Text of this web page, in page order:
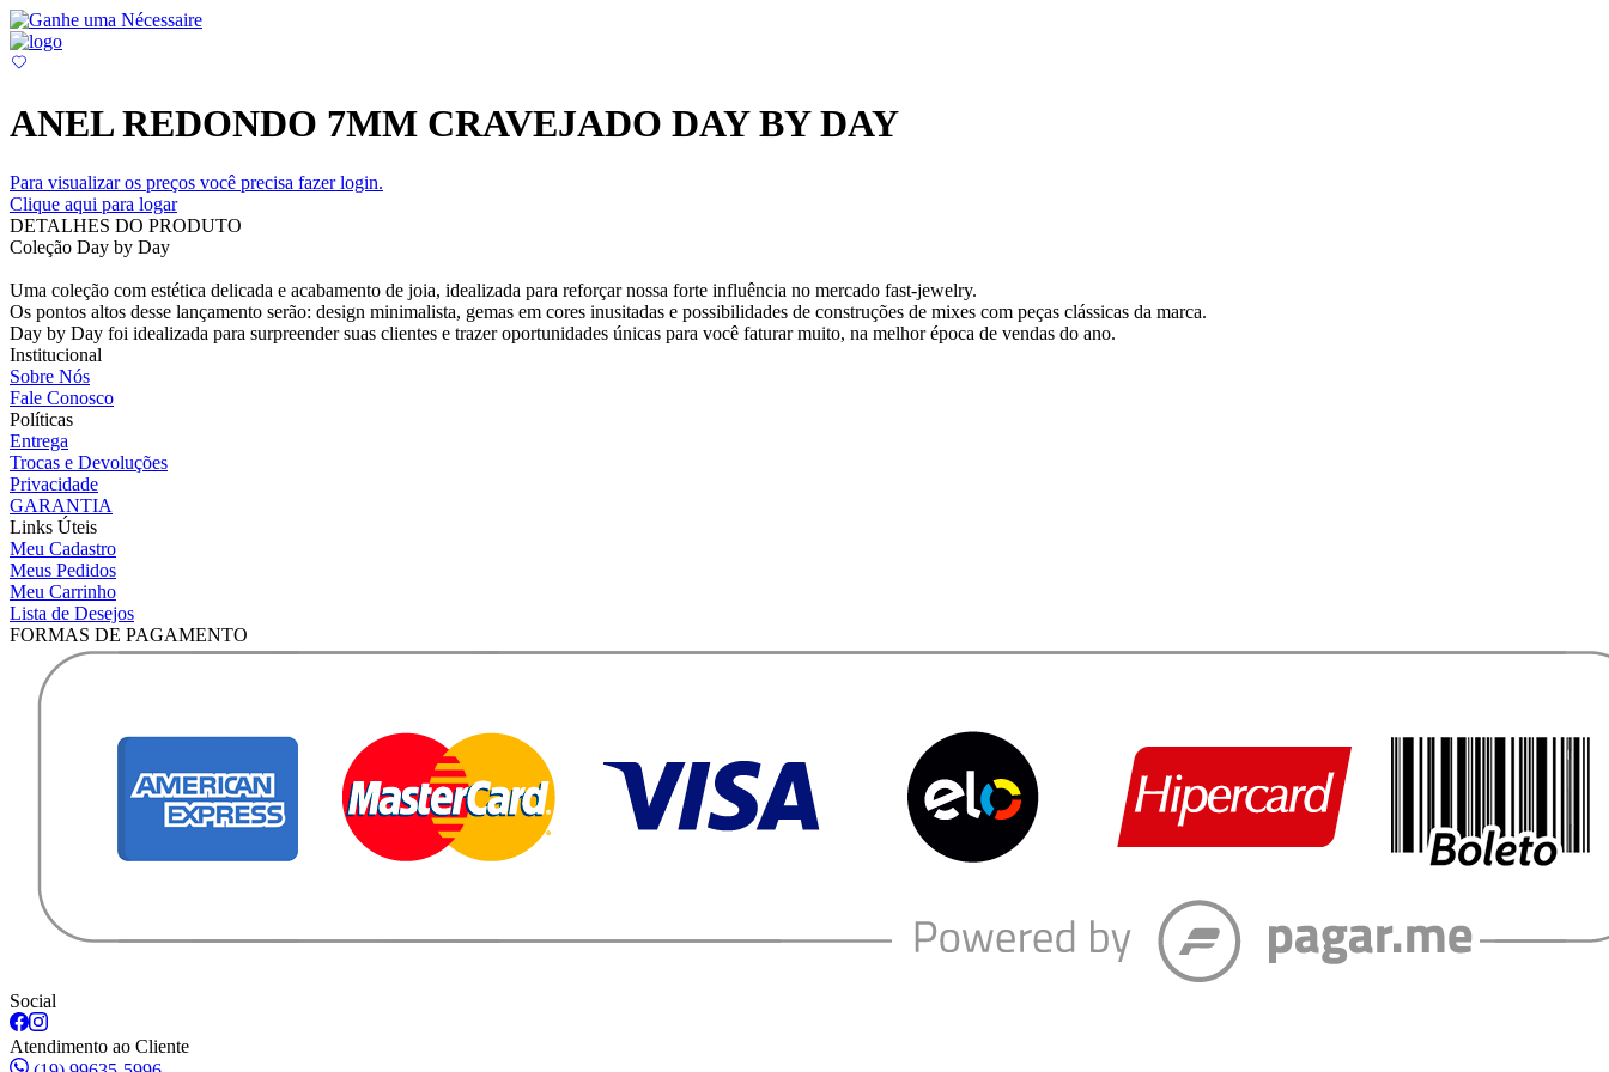
ANEL REDONDO 7MM CRAVEJADO DAY BY DAY
Para visualizar os preços você precisa fazer login.
Clique aqui para logar
DETALHES DO PRODUTO
Coleção Day by Day
Uma coleção com estética delicada e acabamento de joia, idealizada para reforçar nossa forte influência no mercado fast-jewelry.
Os pontos altos desse lançamento serão: design minimalista, gemas em cores inusitadas e possibilidades de construções de mixes com peças clássicas da marca.
Day by Day foi idealizada para surpreender suas clientes e trazer oportunidades únicas para você faturar muito, na melhor época de vendas do ano.
Institucional
Sobre Nós
Fale Conosco
Políticas
Entrega
Trocas e Devoluções
Privacidade
GARANTIA
Links Úteis
Meu Cadastro
Meus Pedidos
Meu Carrinho
Lista de Desejos
FORMAS DE PAGAMENTO
Social
Atendimento ao Cliente